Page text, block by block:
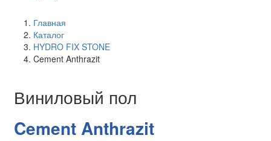
Главная
Каталог
HYDRO FIX STONE
Cement Anthrazit
Виниловый пол
Cement Anthrazit